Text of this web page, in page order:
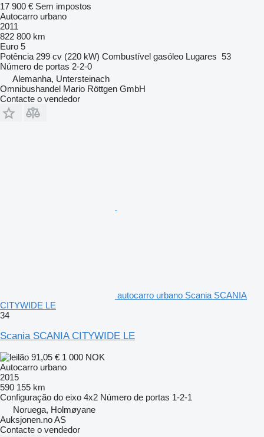
17 900 € Sem impostos
Autocarro urbano
2011
822 800 km
Euro 5
Potência 299 cv (220 kW) Combustível gasóleo Lugares 53
Número de portas 2-2-0
Alemanha, Untersteinach
Omnibushandel Mario Röttgen GmbH
Contacte o vendedor
autocarro urbano Scania SCANIA
CITYWIDE LE
34
Scania SCANIA CITYWIDE LE
91,05 € 1 000 NOK
Autocarro urbano
2015
590 155 km
Configuração do eixo 4x2 Número de portas 1-2-1
Noruega, Holmøyane
Auksjonen.no AS
Contacte o vendedor